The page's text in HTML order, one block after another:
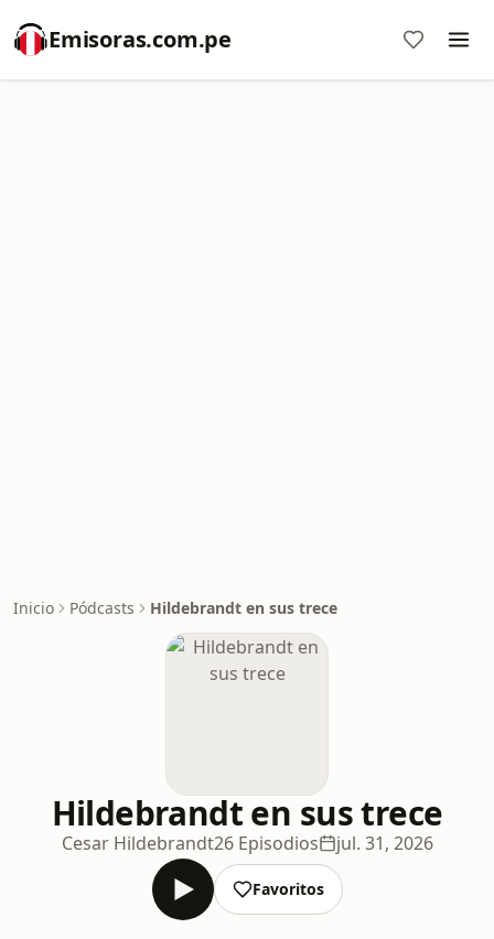
Emisoras.com.pe
Inicio Pódcasts Hildebrandt en sus trece
Hildebrandt en sus trece
Cesar Hildebrandt26 Episodios jul. 31, 2026
Favoritos